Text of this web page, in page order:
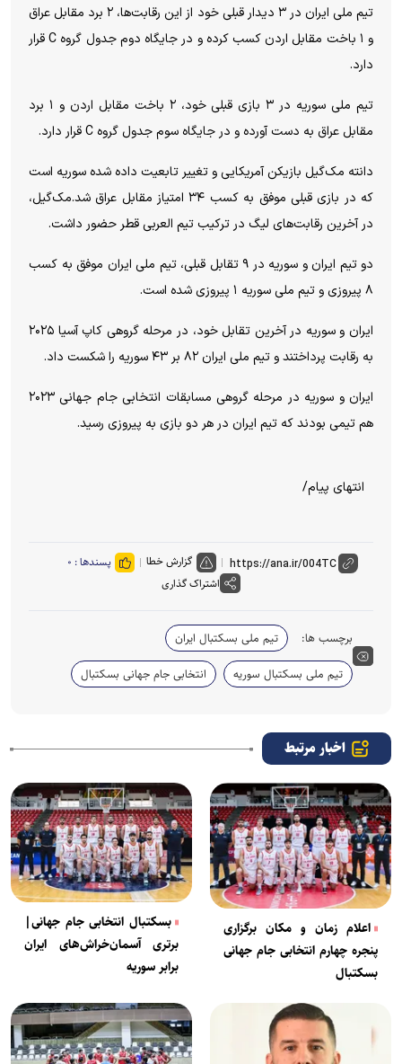
تیم ملی ایران در ۳ دیدار قبلی خود از این رقابت‌ها، ۲ برد مقابل عراق
و ۱ باخت مقابل اردن کسب کرده و در جایگاه دوم جدول گروه C قرار
دارد.
تیم ملی سوریه در ۳ بازی قبلی خود، ۲ باخت مقابل اردن و ۱ برد
مقابل عراق به دست آورده و در جایگاه سوم جدول گروه C قرار دارد.
دانته مک‌گیل بازیکن آمریکایی و تغییر تابعیت داده شده سوریه است
که در بازی قبلی موفق به کسب ۳۴ امتیاز مقابل عراق شد.مک‌گیل،
در آخرین رقابت‌های لیگ در ترکیب تیم العربی قطر حضور داشت.
دو تیم ایران و سوریه در ۹ تقابل قبلی، تیم ملی ایران موفق به کسب
۸ پیروزی و تیم ملی سوریه ۱ پیروزی شده است.
ایران و سوریه در آخرین تقابل خود، در مرحله گروهی کاپ آسیا ۲۰۲۵
به رقابت پرداختند و تیم ملی ایران ۸۲ بر ۴۳ سوریه را شکست داد.
ایران و سوریه در مرحله گروهی مسابقات انتخابی جام جهانی ۲۰۲۳
هم تیمی بودند که تیم ایران در هر دو بازی به پیروزی رسید.
انتهای پیام/
گزارش خطا پسندها : ۰
اشتراک گذاری
برچسب ها:
تیم ملی بسکتبال ایران
تیم ملی بسکتبال سوریه
انتخابی جام جهانی بسکتبال
اخبار مرتبط
اعلام زمان و مکان برگزاری
پنجره چهارم انتخابی جام جهانی
بسکتبال
بسکتبال انتخابی جام جهانی|
برتری آسمان‌خراش‌های ایران
برابر سوریه